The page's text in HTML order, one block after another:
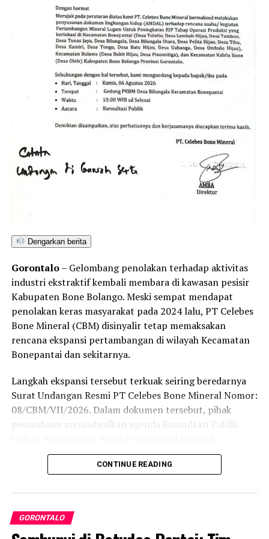
Rongki Ali Gobel dalam keterangannya, Kamis 17 Juli
Dengarkan berita
berada di Sungai Mak, Provinsi Kalimantan Selatan
padahal faktanya, operasional tambang berada di
“Ini sangat fatal. Jika lokasi dalam surat saja salah, maka
Dengarkan berita
Gorontalo– Gelombang penolakan terhadap aktivitas
industri ekstraktif kembali membara di kawasan pesisir
Kabupaten Bone Bolango. Meski sempat mendapat
penolakan keras masyarakat pada 2024 lalu, PT Celebes
Bone Mineral (CBM) disinyalir tetap memaksakan
rencana ekspansi pertambangan di wilayah Kecamatan
Bonepantai dan sekitarnya.
Langkah ekspansi tersebut terkuak seiring beredarnya
Surat Undangan Resmi PT Celebes Bone Mineral Nomor:
08/CBM/VII/2026. Dalam dokumen tersebut, pihak
perusahaan menjadwalkan agenda Konsultasi Publik
Lingkungan (Amdal) pada Kamis (6/8/2026) di
Kecamatan Bonepantai. Forum ini digelar sebagai
Pertambangan (IUP) ke tahap Operasi Produksi.
Rencana konsultasi publik tersebut menyasar cakupan
CONTINUE READING
GORONTALO